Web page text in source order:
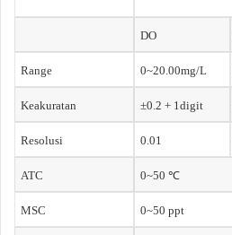
DO
Range 0~20.00mg/L
Keakuratan ±0.2 + 1digit
Resolusi 0.01
ATC 0~50 ℃
MSC 0~50 ppt